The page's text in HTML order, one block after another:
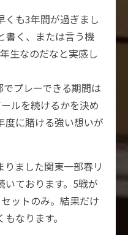
くも3年間が過ぎまし
書く、または言う機
生なのだなと実感し
プレーできる期間は
ルを続けるかを決め
度に賭ける強い想いが
ました関東一部春リ
いております。5戦が
ットのみ。結果だけ
なります。